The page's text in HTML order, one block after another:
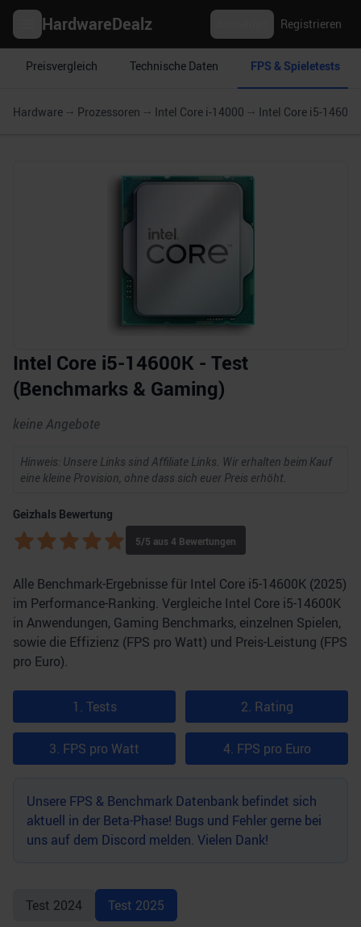
HardwareDealz Registrieren
Preisvergleich Technische Daten FPS & Spieletests
Hardware Prozessoren Intel Core i-14000 Intel Core i5-14600K
Intel Core i5-14600K - Test
(Benchmarks & Gaming)
keine Angebote
Hinweis: Unsere Links sind Affiliate Links. Wir erhalten beim Kauf
eine kleine Provision, ohne dass sich euer Preis erhöht.
Geizhals Bewertung
5/5 aus4 Bewertungen
Alle Benchmark-Ergebnisse für Intel Core i5-14600K (2025)
im Performance-Ranking. Vergleiche Intel Core i5-14600K
in Anwendungen, Gaming Benchmarks, einzelnen Spielen,
sowie die Effizienz (FPS pro Watt) und Preis-Leistung (FPS
pro Euro).
1. Tests 2. Rating
3. FPS pro Watt 4. FPS pro Euro
Unsere FPS & Benchmark Datenbank befindet sich
aktuell in der Beta-Phase! Bugs und Fehler gerne bei
uns auf dem Discord melden. Vielen Dank!
Test 2024 Test 2025